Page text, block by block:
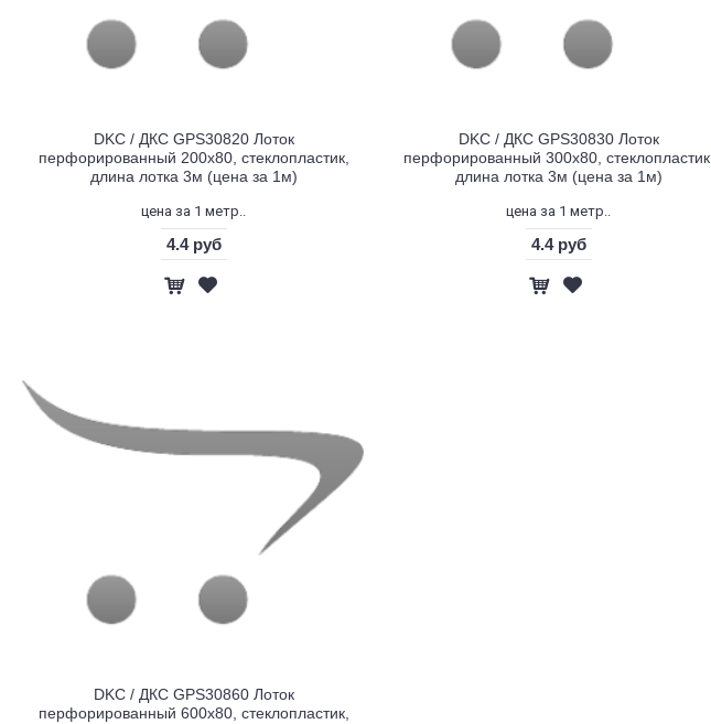
DKC / ДКС GPS30820 Лоток
перфорированный 200х80, стеклопластик,
длина лотка 3м (цена за 1м)
цена за 1 метр..
4.4 руб
DKC / ДКС GPS30830 Лоток
перфорированный 300х80, стеклопластик,
длина лотка 3м (цена за 1м)
цена за 1 метр..
4.4 руб
DKC / ДКС GPS30860 Лоток
перфорированный 600х80, стеклопластик,